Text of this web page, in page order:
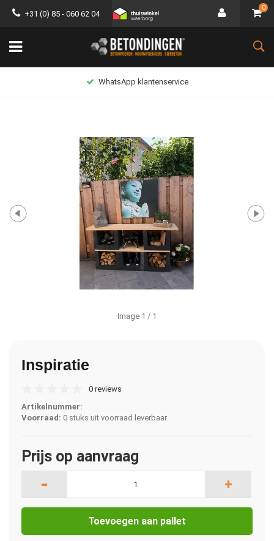
+31 (0) 85 - 060 62 04
0
WhatsApp klantenservice
Image 1 / 1
Inspiratie
0 reviews
Artikelnummer:
Voorraad: 0 stuks uit voorraad leverbaar
Prijs op aanvraag
- +
Toevoegen aan pallet